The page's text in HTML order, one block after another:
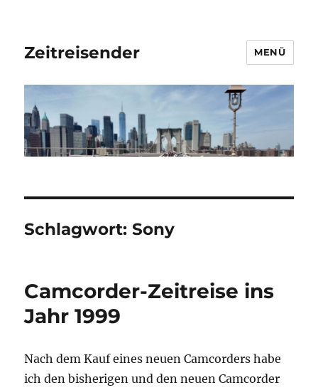
Zeitreisender MENÜ
Schlagwort:Sony
Camcorder-Zeitreise ins
Jahr 1999
Nach dem Kauf eines neuen Camcorders habe
ich den bisherigen und den neuen Camcorder